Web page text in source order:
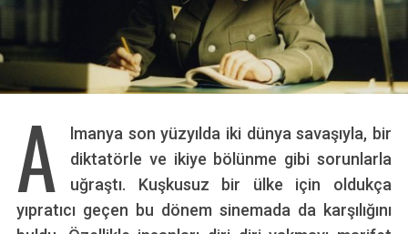
A
lmanya son yüzyılda iki dünya savaşıyla, bir
diktatörle ve ikiye bölünme gibi sorunlarla
uğraştı. Kuşkusuz bir ülke için oldukça
yıpratıcı geçen bu dönem sinemada da karşılığını